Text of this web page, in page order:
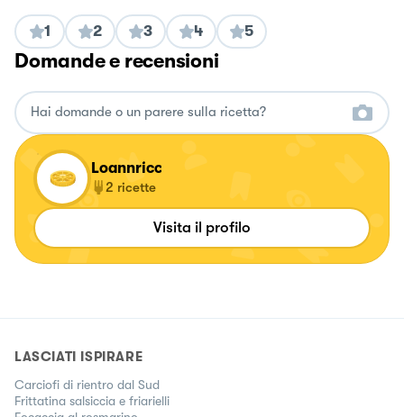
1 2 3 4 5
Domande e recensioni
Loannricc
2 ricette
Visita il profilo
LASCIATI ISPIRARE
Carciofi di rientro dal Sud
Frittatina salsiccia e friarielli